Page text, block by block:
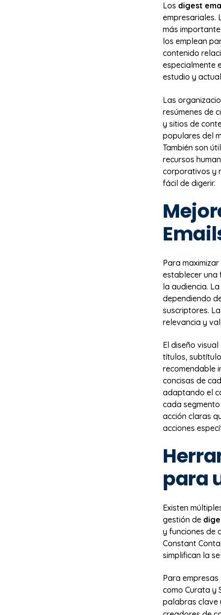
Los digest
empresariales.
más
los emplean
contenido
especialmente
estudio y
Las
resúmenes de
y sitios de
populares del
También son
recursos
corporativos y
fácil de digerir.
Para
establecer una
la audiencia.
dependiendo
suscriptores.
relevancia y
El diseño
títulos,
recomendable
concisas de
adaptando el
cada
acción claras
acciones
para
Existen
gestión de
y funciones de
Constant
simplifican la
Para
como Curata y
palabras clave